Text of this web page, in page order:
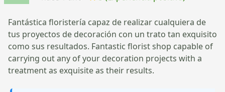
Fantástica floristería capaz de realizar cualquiera de
tus proyectos de decoración con un trato tan exquisito
como sus resultados. Fantastic florist shop capable of
carrying out any of your decoration projects with a
treatment as exquisite as their results.